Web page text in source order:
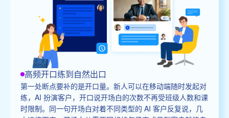
高频开口练到自然出口
第一处断点要补的是开口量。新人可以在移动端随时发起对
练，AI 扮演客户，开口说开场白的次数不再受班级人数和课
时限制。同一句开场白对着不同类型的 AI 客户反复说，几